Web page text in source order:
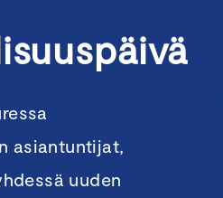
asiantuntijat,
uuden